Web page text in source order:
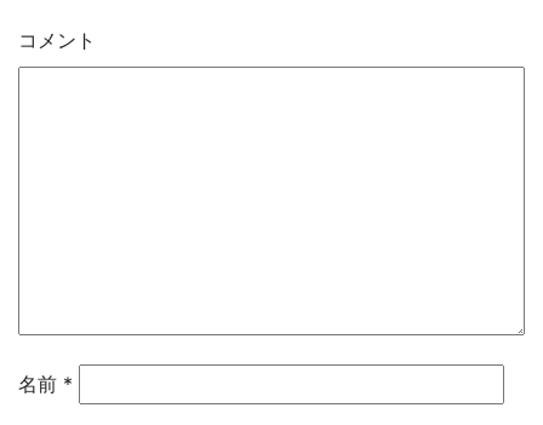
コメント
名前 *